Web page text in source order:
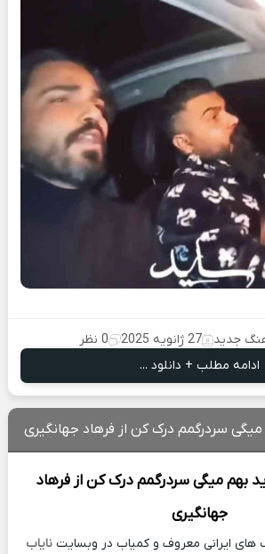
جدید 27 ژانویه 2025
0 نظر
ادامه مطلب + دانلود ...
سردرگمم درک کن از فرهاد جهانگیری
بهم میگی سردرگمم درک کن ازفرهاد
جهانگیری
های ایرانی معروف و کمیاب در وبسایت نایاب